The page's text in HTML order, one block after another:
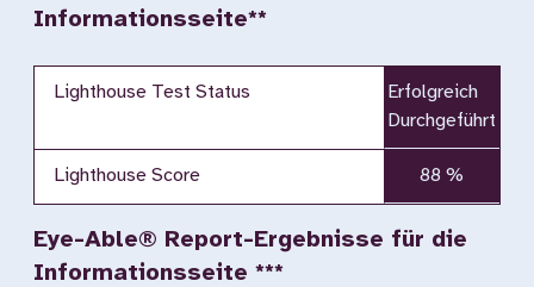
Informationsseite**
Lighthouse Test Status
Erfolgreich
Durchgeführt
Lighthouse Score 88 %
Eye-Able® Report-Ergebnisse für die
Informationsseite ***